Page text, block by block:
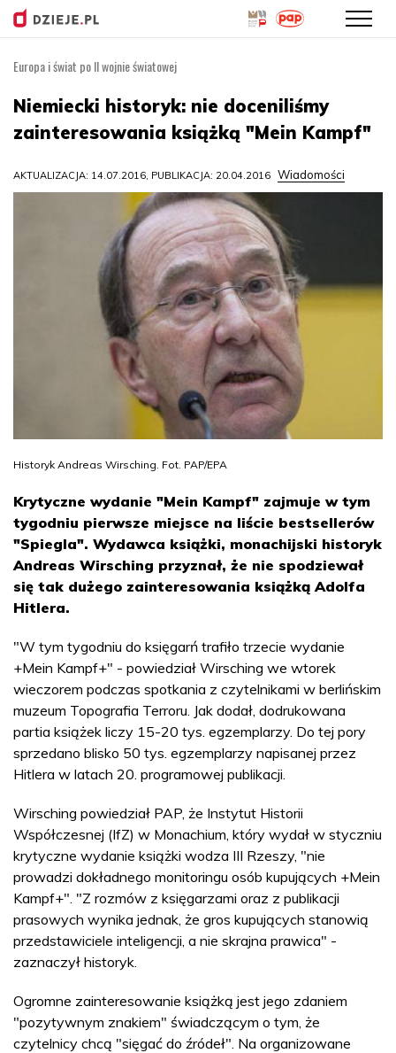
treści
Europa i świat po II wojnie światowej
Niemiecki historyk: nie doceniliśmy
zainteresowania książką "Mein Kampf"
AKTUALIZACJA: 14.07.2016, PUBLIKACJA: 20.04.2016 Wiadomości
Historyk Andreas Wirsching. Fot. PAP/EPA
Krytyczne wydanie "Mein Kampf" zajmuje w tym
tygodniu pierwsze miejsce na liście bestsellerów
"Spiegla". Wydawca książki, monachijski historyk
Andreas Wirsching przyznał, że nie spodziewał
się tak dużego zainteresowania książką Adolfa
Hitlera.
"W tym tygodniu do księgarń trafiło trzecie wydanie
+Mein Kampf+" - powiedział Wirsching we wtorek
wieczorem podczas spotkania z czytelnikami w berlińskim
muzeum Topografia Terroru. Jak dodał, dodrukowana
partia książek liczy 15-20 tys. egzemplarzy. Do tej pory
sprzedano blisko 50 tys. egzemplarzy napisanej przez
Hitlera w latach 20. programowej publikacji.
Wirsching powiedział PAP, że Instytut Historii
Współczesnej (IfZ) w Monachium, który wydał w styczniu
krytyczne wydanie książki wodza III Rzeszy, "nie
prowadzi dokładnego monitoringu osób kupujących +Mein
Kampf+". "Z rozmów z księgarzami oraz z publikacji
prasowych wynika jednak, że gros kupujących stanowią
przedstawiciele inteligencji, a nie skrajna prawica" -
zaznaczył historyk.
Ogromne zainteresowanie książką jest jego zdaniem
"pozytywnym znakiem" świadczącym o tym, że
czytelnicy chcą "sięgać do źródeł". Na organizowane